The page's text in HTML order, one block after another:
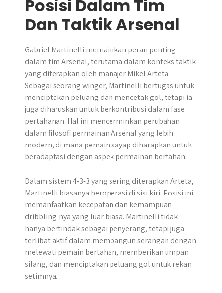
Posisi Dalam Tim
Dan Taktik Arsenal
Gabriel Martinelli memainkan peran penting
dalam tim Arsenal, terutama dalam konteks taktik
yang diterapkan oleh manajer Mikel Arteta.
Sebagai seorang winger, Martinelli bertugas untuk
menciptakan peluang dan mencetak gol, tetapi ia
juga diharuskan untuk berkontribusi dalam fase
pertahanan. Hal ini mencerminkan perubahan
dalam filosofi permainan Arsenal yang lebih
modern, di mana pemain sayap diharapkan untuk
beradaptasi dengan aspek permainan bertahan.
Dalam sistem 4-3-3 yang sering diterapkan Arteta,
Martinelli biasanya beroperasi di sisi kiri. Posisi ini
memanfaatkan kecepatan dan kemampuan
dribbling-nya yang luar biasa. Martinelli tidak
hanya bertindak sebagai penyerang, tetapi juga
terlibat aktif dalam membangun serangan dengan
melewati pemain bertahan, memberikan umpan
silang, dan menciptakan peluang gol untuk rekan
setimnya.